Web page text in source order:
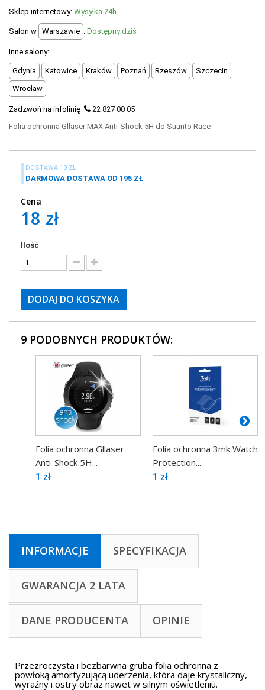
Sklep internetowy: Wysyłka 24h
Salon w Warszawie : Dostępny dziś
Inne salony:
Gdynia Katowice Kraków Poznań Rzeszów
Szczecin
Wrocław
Zadzwoń na infolinię
22 827 00 05
Folia ochronna Gllaser MAX Anti-Shock 5H do Suunto Race
DOSTAWA 10 ZŁ
DARMOWA DOSTAWA OD 195 ZŁ
Cena
18 zł
Ilość
DODAJ DO KOSZYKA
9 PODOBNYCH PRODUKTÓW:
Folia ochronna Gllaser
Anti-Shock 5H...
1 zł
Folia ochronna 3mk Watch
Protection...
1 zł
INFORMACJE SPECYFIKACJA
GWARANCJA 2 LATA
DANE PRODUCENTA OPINIE
Przezroczysta i bezbarwna gruba folia ochronna z
powłoką amortyzującą uderzenia, która daje krystaliczny,
wyraźny i ostry obraz nawet w silnym oświetleniu.